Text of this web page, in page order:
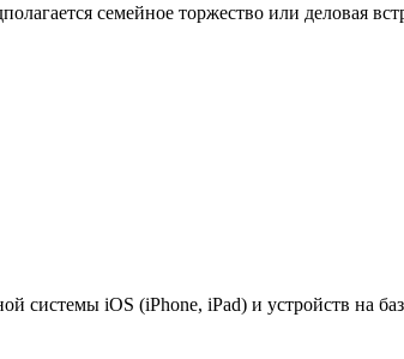
семейное торжество или деловая
системы iOS (iPhone, iPad) и устройств на